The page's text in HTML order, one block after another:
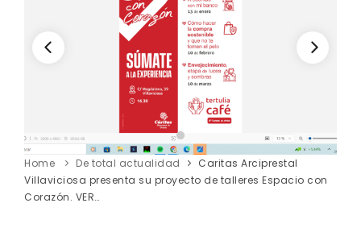
Home De total actualidad
Caritas Arciprestal
Villaviciosa presenta su proyecto de talleres Espacio con
Corazón. VER…